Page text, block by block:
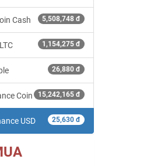
Cash 5,508,748 đ
1,154,275 đ
26,880 đ
Coin 15,242,165 đ
USD 25,630 đ